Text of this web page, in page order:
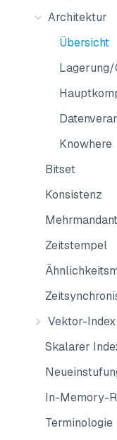
Architektur
Übersicht
Knowhere
Bitset
Konsistenz
Zeitstempel
Vektor-Index
Skalarer
In-Memory-
Terminologie